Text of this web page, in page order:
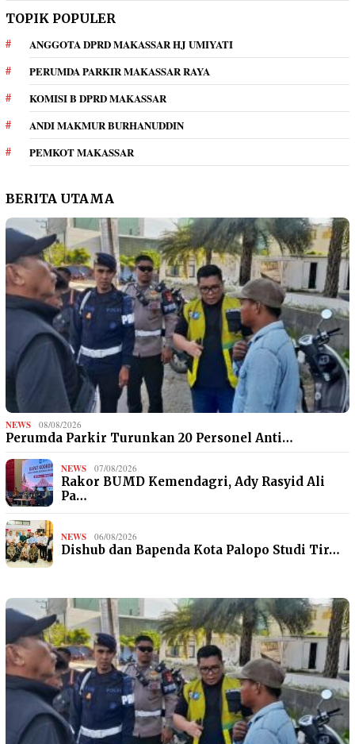
TOPIK POPULER
ANGGOTA DPRD MAKASSAR HJ UMIYATI
PERUMDA PARKIR MAKASSAR RAYA
KOMISI B DPRD MAKASSAR
ANDI MAKMUR BURHANUDDIN
PEMKOT MAKASSAR
BERITA UTAMA
NEWS 08/08/2026
Perumda Parkir Turunkan 20 Personel Anti…
NEWS 07/08/2026
Rakor BUMD Kemendagri, Ady Rasyid Ali
Pa…
NEWS 06/08/2026
Dishub dan Bapenda Kota Palopo Studi Tir…